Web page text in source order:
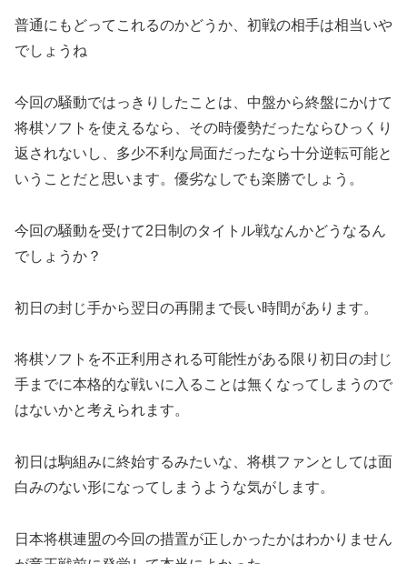
普通にもどってこれるのかどうか、初戦の相手は相当いや
でしょうね
今回の騒動ではっきりしたことは、中盤から終盤にかけて
将棋ソフトを使えるなら、その時優勢だったならひっくり
返されないし、多少不利な局面だったなら十分逆転可能と
いうことだと思います。優劣なしでも楽勝でしょう。
今回の騒動を受けて2日制のタイトル戦なんかどうなるん
でしょうか？
初日の封じ手から翌日の再開まで長い時間があります。
将棋ソフトを不正利用される可能性がある限り初日の封じ
手までに本格的な戦いに入ることは無くなってしまうので
はないかと考えられます。
初日は駒組みに終始するみたいな、将棋ファンとしては面
白みのない形になってしまうような気がします。
日本将棋連盟の今回の措置が正しかったかはわかりません